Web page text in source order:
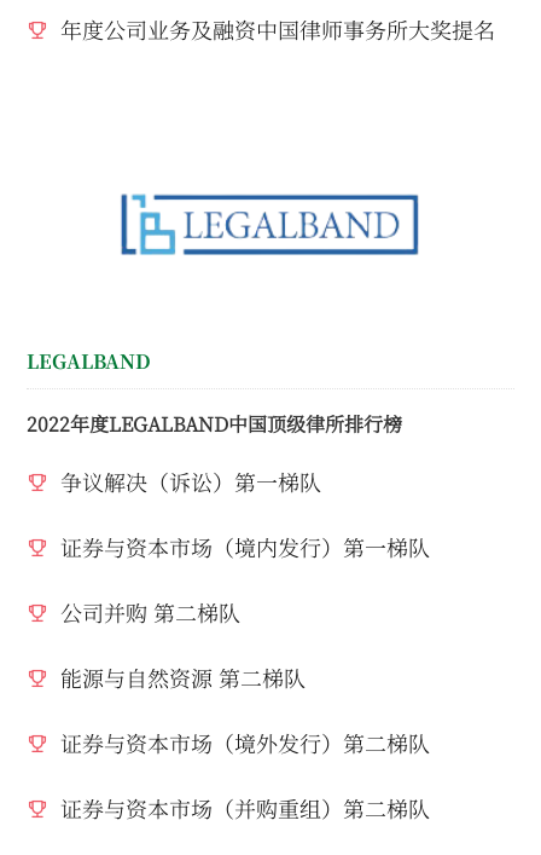
年度公司业务及融资中国律师事务所大奖提名
LEGALBAND
2022年度LEGALBAND中国顶级律所排行榜
争议解决（诉讼）第一梯队
证券与资本市场（境内发行）第一梯队
公司并购 第二梯队
能源与自然资源 第二梯队
证券与资本市场（境外发行）第二梯队
证券与资本市场（并购重组）第二梯队